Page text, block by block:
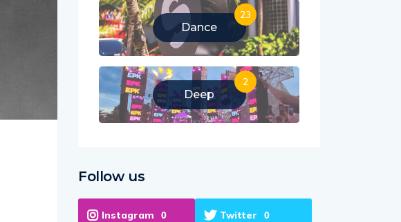
Dance
23
Deep
2
Follow us
Instagram 0 Twitter 0